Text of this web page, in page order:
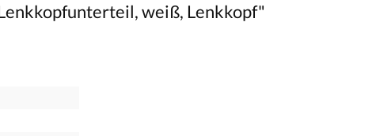
weiß, Lenkkopf"